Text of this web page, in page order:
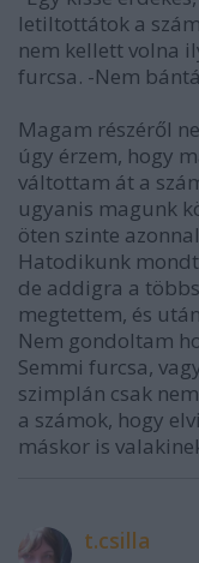
letiltottátok a
nem kellett volna
furcsa. -Nem
Magam részéről
úgy érzem, hogy
váltottam át a
ugyanis magunk
öten szinte
Hatodikunk
de addigra a
megtettem, és
Nem gondoltam
Semmi furcsa,
szimplán csak
a számok, hogy
máskor is
t.csilla